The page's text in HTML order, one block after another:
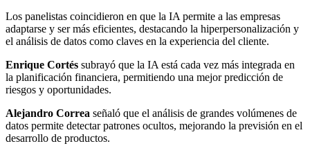
Los panelistas coincidieron en que la IA permite a las empresas
adaptarse y ser más eficientes, destacando la hiperpersonalización y
el análisis de datos como claves en la experiencia del cliente.
Enrique Cortés subrayó que la IA está cada vez más integrada en
la planificación financiera, permitiendo una mejor predicción de
riesgos y oportunidades.
Alejandro Correa señaló que el análisis de grandes volúmenes de
datos permite detectar patrones ocultos, mejorando la previsión en el
desarrollo de productos.